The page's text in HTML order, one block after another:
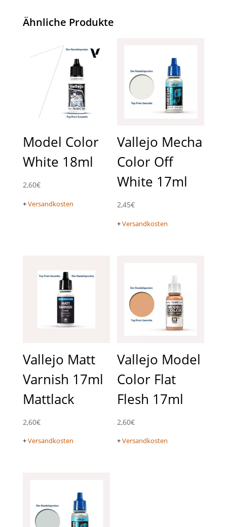
Ähnliche Produkte
Model Color
White 18ml
2,60€
+Versandkosten
Vallejo Mecha
Color Off
White 17ml
2,45€
+Versandkosten
Vallejo Matt
Varnish 17ml
Mattlack
2,60€
+Versandkosten
Vallejo Model
Color Flat
Flesh 17ml
2,60€
+Versandkosten